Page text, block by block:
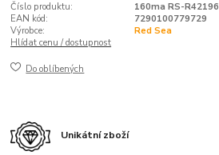
Číslo produktu:
160ma RS-R42196
EAN kód:
7290100779729
Výrobce:
Red Sea
Hlídat cenu / dostupnost
Do oblíbených
Unikátní zboží